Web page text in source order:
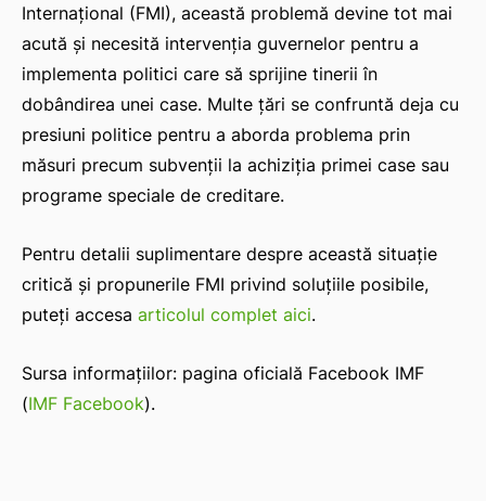
Internațional (FMI), această problemă devine tot mai
acută și necesită intervenția guvernelor pentru a
implementa politici care să sprijine tinerii în
dobândirea unei case. Multe țări se confruntă deja cu
presiuni politice pentru a aborda problema prin
măsuri precum subvenții la achiziția primei case sau
programe speciale de creditare.
Pentru detalii suplimentare despre această situație
critică și propunerile FMI privind soluțiile posibile,
puteți accesa articolul complet aici.
Sursa informațiilor: pagina oficială Facebook IMF
(IMF Facebook).